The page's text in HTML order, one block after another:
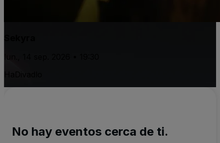
No hay eventos cerca de ti.